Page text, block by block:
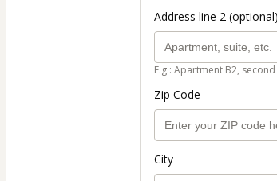
Address line 2 (optional)
E.g.: Apartment B2,
Zip Code
City